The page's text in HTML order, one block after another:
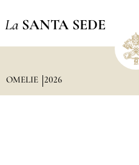
La SANTA SEDE
OMELIE 2026